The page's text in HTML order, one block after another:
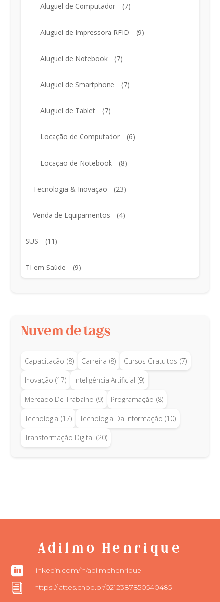
Aluguel de Computador (7)
Aluguel de Impressora RFID (9)
Aluguel de Notebook (7)
Aluguel de Smartphone (7)
Aluguel de Tablet (7)
Locação de Computador (6)
Locação de Notebook (8)
Tecnologia & Inovação (23)
Venda de Equipamentos (4)
SUS (11)
TI em Saúde (9)
Nuvem de tags
Capacitação (8) Carreira (8) Cursos Gratuitos (7)
Inovação (17) Inteligência Artificial (9)
Mercado De Trabalho (9) Programação (8)
Tecnologia (17) Tecnologia Da Informação (10)
Transformação Digital (20)
Adilmo Henrique
 linkedin.com/in/adilmohenrique
i https://lattes.cnpq.br/0212387850540485